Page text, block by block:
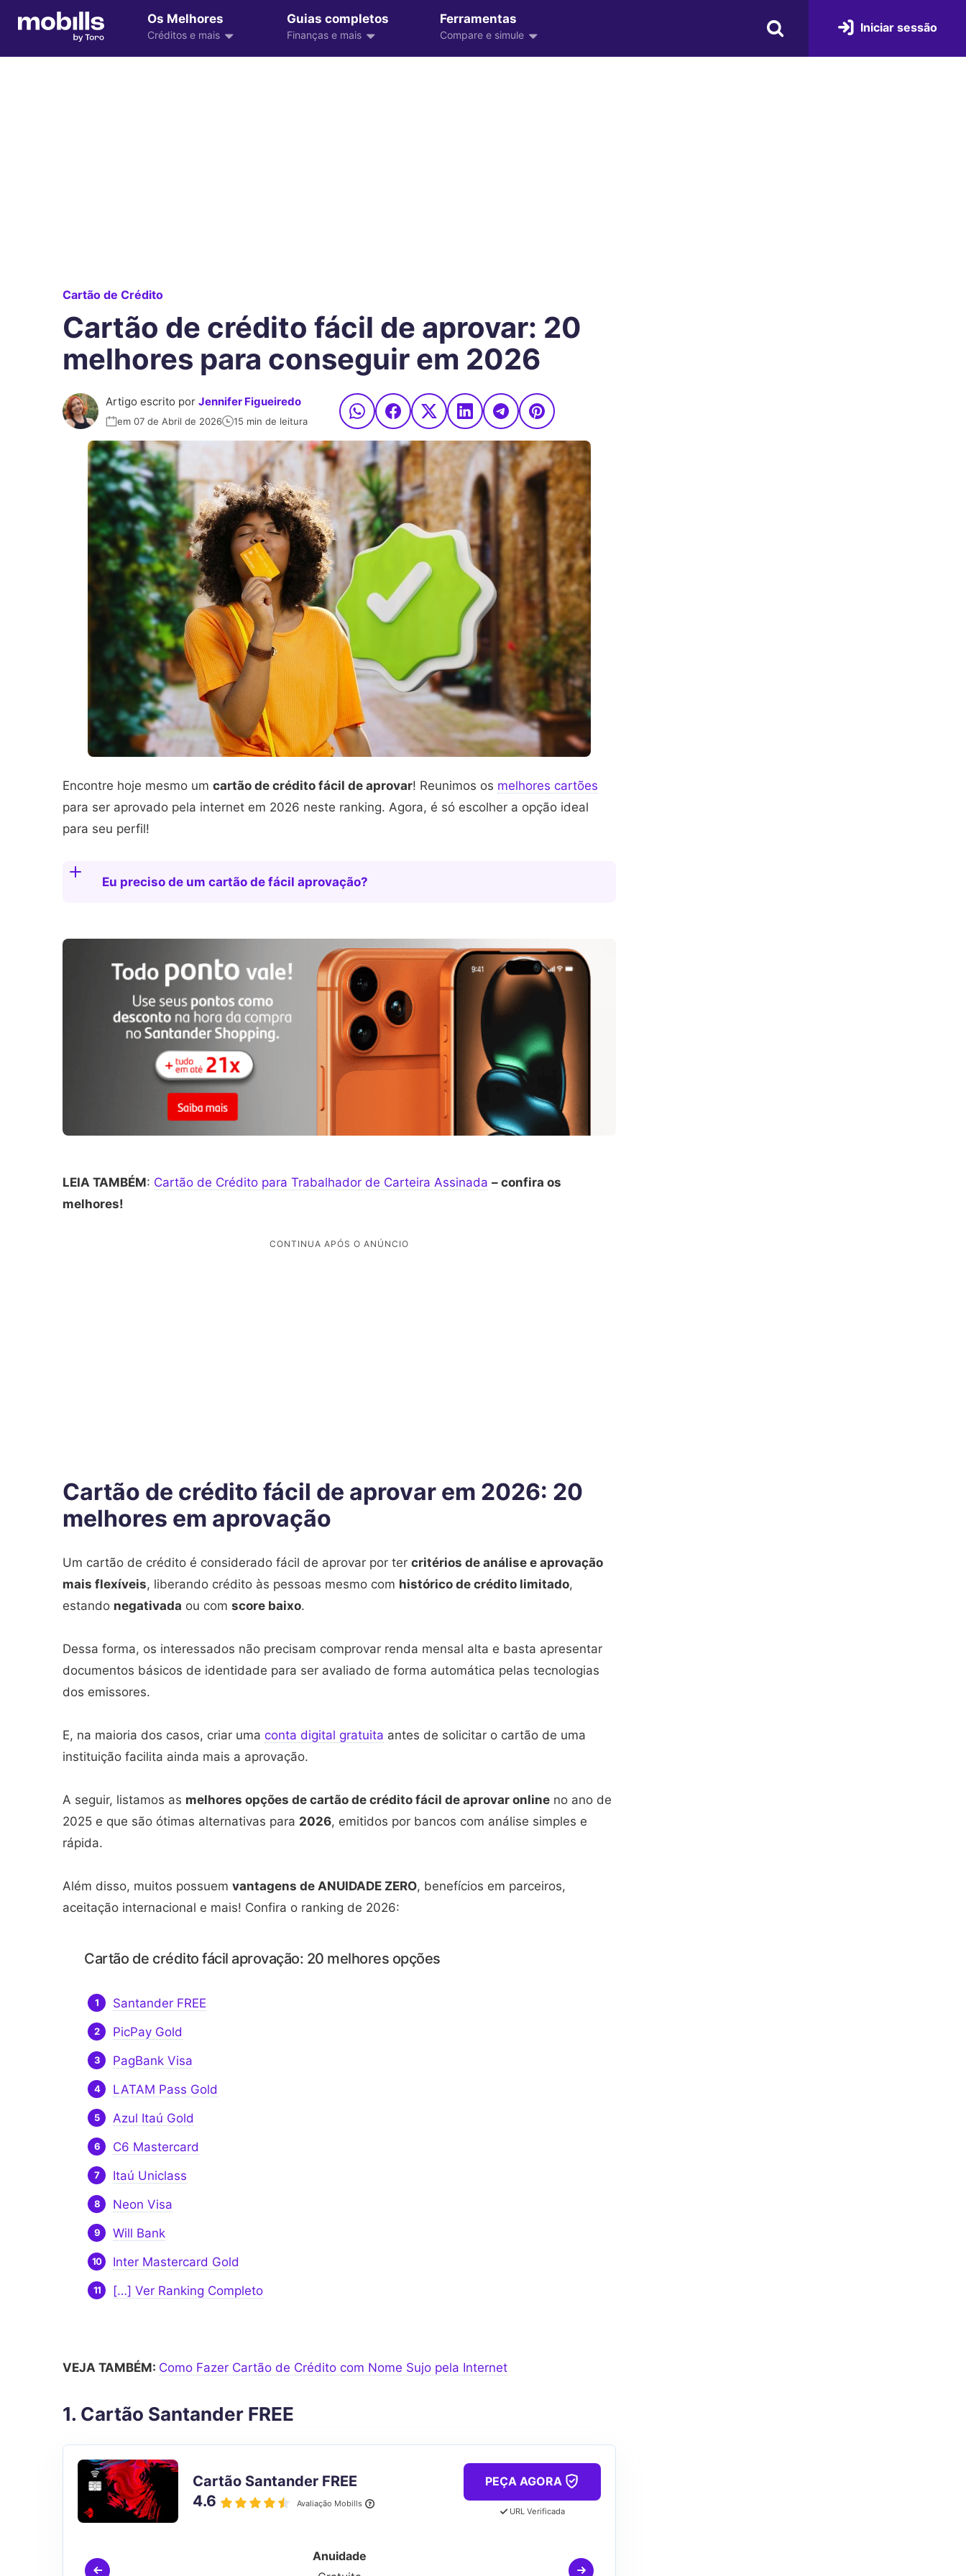
Os Melhores
Créditos e mais
Guias completos
Finanças e mais
Ferramentas
Compare e simule
Iniciar sessão
Cartão de Crédito
Cartão de crédito fácil de aprovar: 20
melhores para conseguir em 2026
Artigo escrito por Jennifer Figueiredo
em 07 de Abril de 2026 15 min de leitura
Encontre hoje mesmo um cartão de crédito fácil de aprovar! Reunimos os melhores cartões
para ser aprovado pela internet em 2026 neste ranking. Agora, é só escolher a opção ideal
para seu perfil!
Eu preciso de um cartão de fácil aprovação?
LEIA TAMBÉM: Cartão de Crédito para Trabalhador de Carteira Assinada – confira os
melhores!
Cartão de crédito fácil de aprovar em 2026: 20
melhores em aprovação
Um cartão de crédito é considerado fácil de aprovar por ter critérios de análise e aprovação
mais flexíveis, liberando crédito às pessoas mesmo com histórico de crédito limitado,
estando negativada ou com score baixo.
Dessa forma, os interessados não precisam comprovar renda mensal alta e basta apresentar
documentos básicos de identidade para ser avaliado de forma automática pelas tecnologias
dos emissores.
E, na maioria dos casos, criar uma conta digital gratuita antes de solicitar o cartão de uma
instituição facilita ainda mais a aprovação.
A seguir, listamos as melhores opções de cartão de crédito fácil de aprovar online no ano de
2025 e que são ótimas alternativas para 2026, emitidos por bancos com análise simples e
rápida.
Além disso, muitos possuem vantagens de ANUIDADE ZERO, benefícios em parceiros,
aceitação internacional e mais! Confira o ranking de 2026:
Cartão de crédito fácil aprovação: 20 melhores opções
Santander FREE
PicPay Gold
PagBank Visa
LATAM Pass Gold
Azul Itaú Gold
C6 Mastercard
Itaú Uniclass
Neon Visa
Will Bank
Inter Mastercard Gold
[…] Ver Ranking Completo
VEJA TAMBÉM: Como Fazer Cartão de Crédito com Nome Sujo pela Internet
1. Cartão Santander FREE
Cartão Santander FREE
4.6 Avaliação Mobills
PEÇA AGORA
URL Verificada
Anuidade